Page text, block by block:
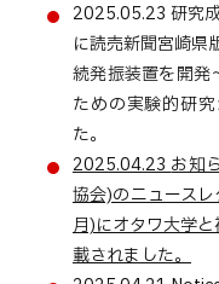
2025.05.23 研究
に読売新聞宮崎県
続発振装置を開発
ための実験的研
た。
2025.04.23 お知
協会)のニュース
月)にオタワ大学
載されました。